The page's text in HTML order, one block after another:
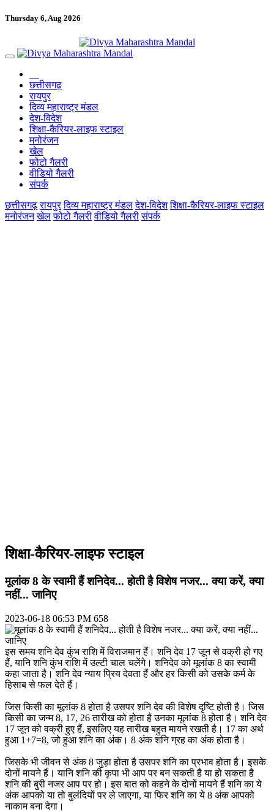
Thursday 6, Aug 2026
छत्तीसगढ़
रायपुर
दिव्य महाराष्ट्र मंडल
देश-विदेश
शिक्षा-कैरियर-लाइफ स्टाइल
मनोरंजन
खेल
फोटो गैलरी
वीडियो गैलरी
संपर्क
छत्तीसगढ़ रायपुर दिव्य महाराष्ट्र मंडल देश-विदेश शिक्षा-कैरियर-लाइफ स्टाइल
मनोरंजन खेल फोटो गैलरी वीडियो गैलरी संपर्क
शिक्षा-कैरियर-लाइफ स्टाइल
मूलांक 8 के स्वामी हैं शनिदेव... होती है विशेष नजर... क्या करें, क्या
नहीं... जानिए
2023-06-18 06:53 PM 658
इस समय शनि देव कुंभ राशि में विराजमान हैं। शनि देव 17 जून से वक्री हो गए
हैं, यानि शनि कुंभ राशि में उल्टी चाल चलेंगे। शनिदेव को मूलांक 8 का स्वामी
कहा जाता है। शनि देव न्याय प्रिय देवता हैं और हर किसी को उसके कर्म के
हिसाब से फल देते हैं।
जिस किसी का मूलांक 8 होता है उसपर शनि देव की विशेष दृष्टि होती है। जिस
किसी का जन्म 8, 17, 26 तारीख को होता है उनका मूलांक 8 होता है। शनि देव
17 जून को वक्री हुए हैं, इसलिए यह तारीख बहुत मायने रखती है। 17 का अर्थ
हुआ 1+7=8, जो हुआ शनि का अंक। 8 अंक शनि ग्रह का अंक होता है।
जिसके भी जीवन से अंक 8 जुड़ा होता है उसपर शनि का प्रभाव होता है। इसके
दोनों मायने हैं। यानि शनि की कृपा भी आप पर बन सकती है या हो सकता है
शनि की बुरी नजर आप पर हो। इस बात को कहने के दोनों मायने हैं शनि का ये
अंक आपको या तो बुलंदियों पर ले जाएगा, या फिर शनि का ये 8 अंक आपको
नाकाम बना देगा।